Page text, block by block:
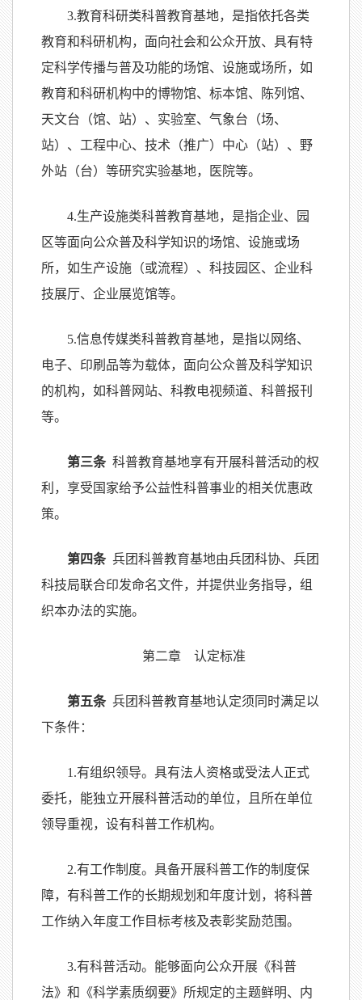
3.教育科研类科普教育基地，是指依托各类
教育和科研机构，面向社会和公众开放、具有特
定科学传播与普及功能的场馆、设施或场所，如
教育和科研机构中的博物馆、标本馆、陈列馆、
天文台（馆、站）、实验室、气象台（场、
站）、工程中心、技术（推广）中心（站）、野
外站（台）等研究实验基地，医院等。
4.生产设施类科普教育基地，是指企业、园
区等面向公众普及科学知识的场馆、设施或场
所，如生产设施（或流程）、科技园区、企业科
技展厅、企业展览馆等。
5.信息传媒类科普教育基地，是指以网络、
电子、印刷品等为载体，面向公众普及科学知识
的机构，如科普网站、科教电视频道、科普报刊
等。
第三条科普教育基地享有开展科普活动的权
利，享受国家给予公益性科普事业的相关优惠政
策。
第四条兵团科普教育基地由兵团科协、兵团
科技局联合印发命名文件，并提供业务指导，组
织本办法的实施。
第二章 认定标准
第五条兵团科普教育基地认定须同时满足以
下条件：
1.有组织领导。具有法人资格或受法人正式
委托，能独立开展科普活动的单位，且所在单位
领导重视，设有科普工作机构。
2.有工作制度。具备开展科普工作的制度保
障，有科普工作的长期规划和年度计划，将科普
工作纳入年度工作目标考核及表彰奖励范围。
3.有科普活动。能够面向公众开展《科普
法》和《科学素质纲要》所规定的主题鲜明、内